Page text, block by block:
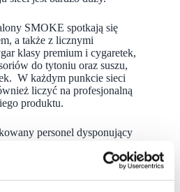
SMOKE spotkają się
a także z licznymi
klasy premium i cygaretek,
do tytoniu oraz suszu,
W każdym punkcie sieci
liczyć na profesjonalną
produktu.
personel dysponujący
oferowanych